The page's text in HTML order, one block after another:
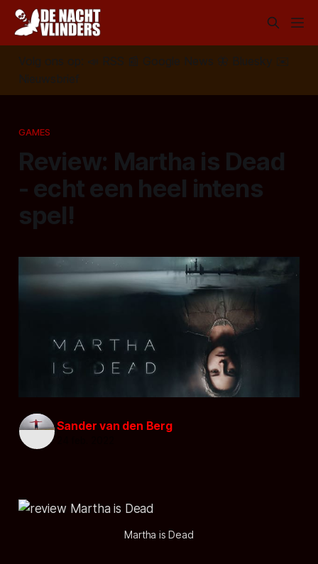
Volg ons op: 📣 RSS 📰 Google News 🦋 Bluesky
✉️
Nieuwsbrief
GAMES
Review: Martha is Dead
- echt een heel intens
spel!
Sander van den Berg
Martha is Dead